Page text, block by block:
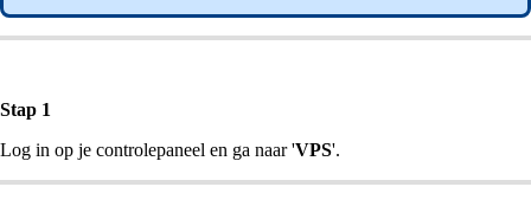
Stap 1
Log in op je controlepaneel en ga naar 'VPS'.